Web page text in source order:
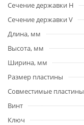
Сечение державки H
Сечение державки V
Длина, мм
Высота, мм
Ширина, мм
Размер пластины
Совместимые пластины
Винт
Ключ